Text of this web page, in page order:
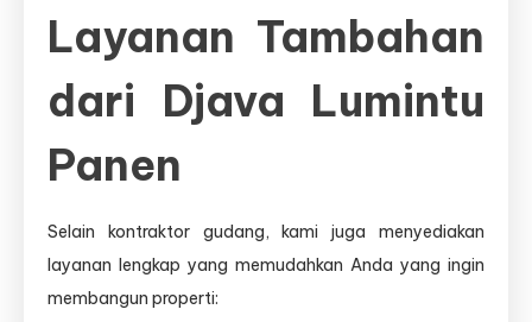
Layanan Tambahan
dari Djava Lumintu
Panen
Selain kontraktor gudang, kami juga menyediakan
layanan lengkap yang memudahkan Anda yang ingin
membangun properti: